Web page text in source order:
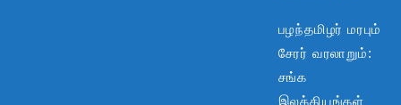
பழந்தமிழர் மரபும்
சேரர் வரலாறும்:
சங்க
இலக்கியங்கள்